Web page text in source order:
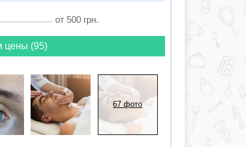
от 500 грн.
цены (95)
67 фото